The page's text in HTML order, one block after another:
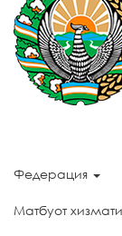
Федерация
Матбуот хизмати